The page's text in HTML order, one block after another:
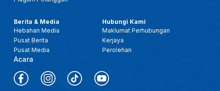
Berita & Media
Hebahan Media
Pusat Berita
Pusat Media
Acara
Hubungi Kami
Maklumat Perhubungan
Kerjaya
Perolehan